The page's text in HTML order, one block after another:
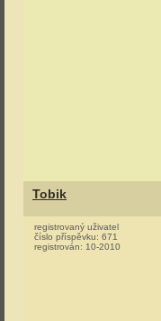
Tobik
registrovaný uživatel
číslo příspěvku: 671
registrován: 10-2010